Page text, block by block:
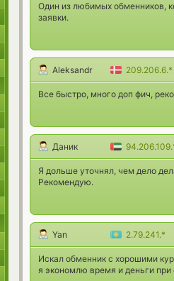
Один из любимых обменников,
заявки.
Aleksandr 209.206.6.*
Все быстро, много доп фич,
Даник
Я дольше уточнял, чем дело
Рекомендую.
Yan 2.79.241.*
Искал обменник с хорошими
я экономлю время и деньги при